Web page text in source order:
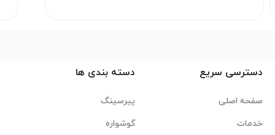
دسترسی سریع
صفحه اصلی
خدمات
دسته بندی ها
پیرسینگ
گوشواره